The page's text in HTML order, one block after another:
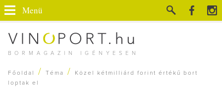
BORMAGAZIN IGÉNYESEN
Menü
Főoldal / Téma /
Közel kétmilliárd forint értékű bort
loptak el